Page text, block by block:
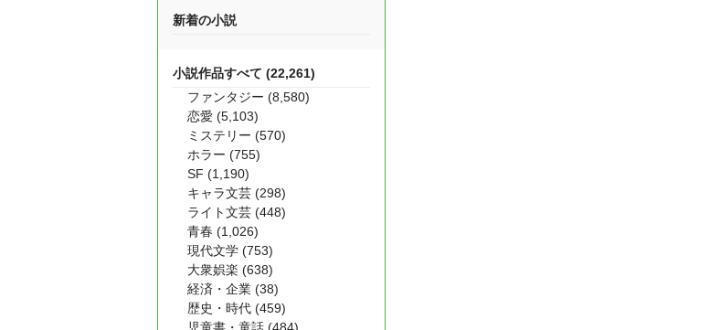
新着の小説
小説作品すべて (22,261)
ファンタジー (8,580)
恋愛 (5,103)
ミステリー (570)
ホラー (755)
SF (1,190)
キャラ文芸 (298)
ライト文芸 (448)
青春 (1,026)
現代文学 (753)
大衆娯楽 (638)
経済・企業 (38)
歴史・時代 (459)